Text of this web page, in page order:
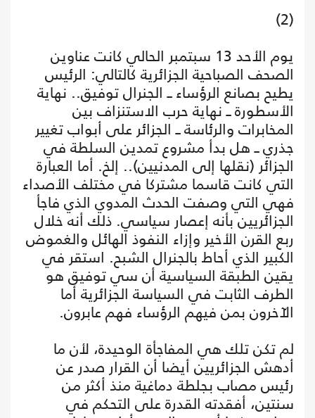
(2)
يوم الأحد 13 سبتمبر الحالي كانت عناوين
الصحف الصباحية الجزائرية كالتالي: الرئيس
يطيح بصانع الرؤساء ــ الجنرال توفيق.. نهاية
الأسطورة ــ نهاية حرب الاستنزاف بين
المخابرات والرئاسة ــ الجزائر على أبواب تغيير
جذري ــ هل بدأ مشروع تمدين السلطة في
الجزائر (نقلها إلى المدنيين).. إلخ. أما العبارة
التي كانت قاسما مشتركا في مختلف الأصداء
فهي التي وصفت الحدث المدوي الذي فاجأ
الجزائريين بأنه إعصار سياسي. ذلك أنه خلال
ربع القرن الأخير وإزاء النفوذ الهائل والغموض
الكبير الذي أحاط بالجنرال الشبح. استقر في
يقين الطبقة السياسية أن سي توفيق هو
الطرف الثابت في السياسة الجزائرية أما
الآخرون بمن فيهم الرؤساء فهم عابرون.
لم تكن تلك هي المفاجأة الوحيدة، لأن ما
أدهش الجزائريين أيضا أن القرار صدر عن
رئيس مصاب بجلطة دماغية منذ أكثر من
سنتين، أفقدته القدرة على التحكم في